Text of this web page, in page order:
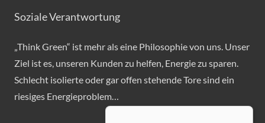
Soziale Verantwortung
„Think Green“ ist mehr als eine Philosophie von uns. Unser
Ziel ist es, unseren Kunden zu helfen, Energie zu sparen.
Schlecht isolierte oder gar offen stehende Tore sind ein
riesiges Energieproblem…